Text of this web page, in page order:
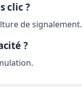
clic ?
de signalement.
?